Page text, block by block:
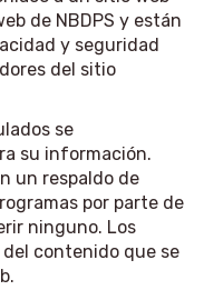
de NBDPS y están
y seguridad
del sitio
se
su información.
un respaldo de
por parte de
ninguno. Los
contenido que se